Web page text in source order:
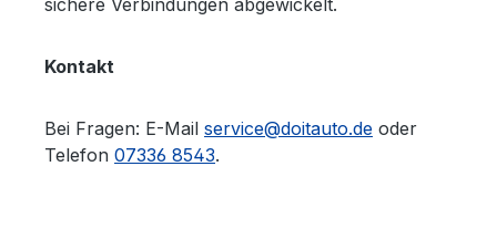
sichere Verbindungen abgewickelt.
Kontakt
Bei Fragen: E-Mail service@doitauto.de oder
Telefon 07336 8543.